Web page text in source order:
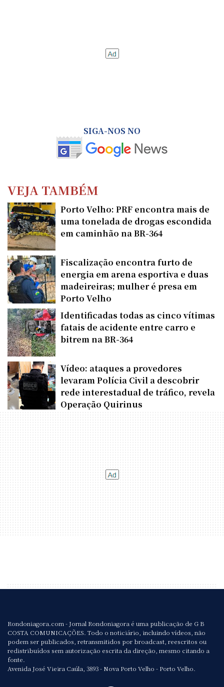
SIGA-NOS NO
VEJA TAMBÉM
Porto Velho: PRF encontra mais de
uma tonelada de drogas escondida
em caminhão na BR-364
Fiscalização encontra furto de
energia em arena esportiva e duas
madeireiras; mulher é presa em
Porto Velho
Identificadas todas as cinco vítimas
fatais de acidente entre carro e
bitrem na BR-364
Vídeo: ataques a provedores
levaram Polícia Civil a descobrir
rede interestadual de tráfico, revela
Operação Quirinus
Rondoniagora.com - Jornal Rondoniagora é uma publicação de G B
COSTA COMUNICAÇÕES. Todo o noticiário, incluindo vídeos, não
podem ser publicados, retransmitidos por broadcast, reescritos ou
redistribuídos sem autorização escrita da direção, mesmo citando a
fonte.
Avenida José Vieira Caúla, 3893 - Nova Porto Velho - Porto Velho.